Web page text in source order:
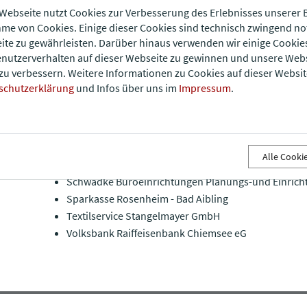
Wir Danken unseren
Alpenstolz GmbH
Hartinger-Heimatstiftung
Hoegner Comp. GmbH & Co KG
Schwadke Büroeinrichtungen Planungs-und
Sparkasse Rosenheim - Bad Aibling
Textilservice Stangelmayer GmbH
Volksbank Raiffeisenbank Chiemsee eG
nutzt Cookies zur Verbesserung des Erlebnisses unserer
von Cookies. Einige dieser Cookies sind technisch zwingend
zu gewährleisten. Darüber hinaus verwenden wir einige
auf dieser Webseite zu gewinnen und unsere
verbessern. Weitere Informationen zu Cookies auf dieser
und Infos über uns im Impressum.
Alle